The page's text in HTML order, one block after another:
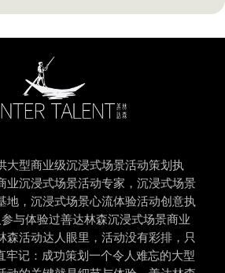
大型商业级沉浸式场景活动策划执
业沉浸式场景活动专家，沉浸式场景
地，沉浸式场景心流体验活动创意执
与体验过善达林森沉浸式场景商业
森活动达人眼里，活动没有彩排，只
牢记：成功策划一个令人难忘的大型